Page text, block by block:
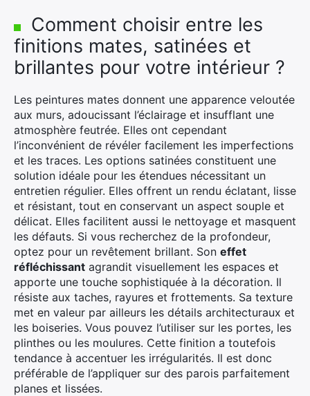
Comment choisir entre les
finitions mates, satinées et
brillantes pour votre intérieur ?
Les peintures mates donnent une apparence veloutée
aux murs, adoucissant l’éclairage et insufflant une
atmosphère feutrée. Elles ont cependant
l’inconvénient de révéler facilement les imperfections
et les traces. Les options satinées constituent une
solution idéale pour les étendues nécessitant un
entretien régulier. Elles offrent un rendu éclatant, lisse
et résistant, tout en conservant un aspect souple et
délicat. Elles facilitent aussi le nettoyage et masquent
les défauts. Si vous recherchez de la profondeur,
optez pour un revêtement brillant. Son effet
réfléchissant agrandit visuellement les espaces et
apporte une touche sophistiquée à la décoration. Il
résiste aux taches, rayures et frottements. Sa texture
met en valeur par ailleurs les détails architecturaux et
les boiseries. Vous pouvez l’utiliser sur les portes, les
plinthes ou les moulures. Cette finition a toutefois
tendance à accentuer les irrégularités. Il est donc
préférable de l’appliquer sur des parois parfaitement
planes et lissées.